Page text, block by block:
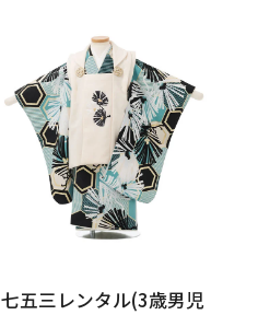
七五三レンタル(3歳男児